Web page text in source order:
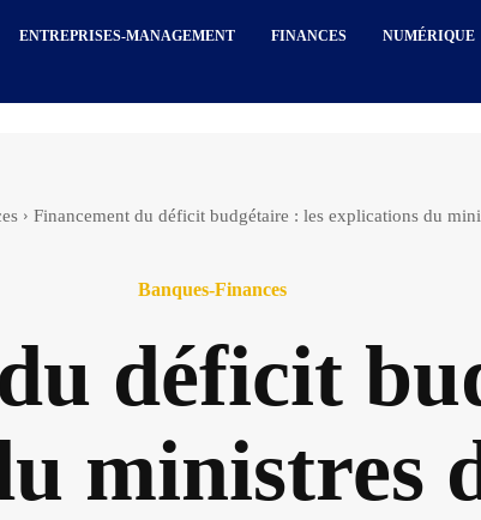
ENTREPRISES-MANAGEMENT FINANCES NUMÉRIQUE
Financement du déficit budgétaire : les explications du
Banques-Finances
déficit
ministres